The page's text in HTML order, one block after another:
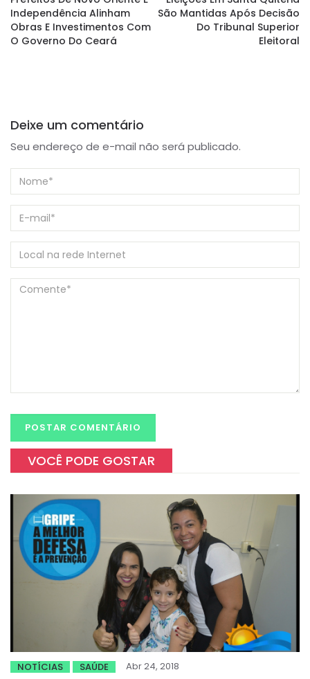
Independência Alinham
Obras E Investimentos Com
O Governo Do Ceará
São Mantidas Após Decisão
Do Tribunal Superior
Eleitoral
Deixe um comentário
Seu endereço de e-mail não será publicado.
VOCÊ PODE GOSTAR
NOTÍCIAS SAÚDE Abr 24, 2018